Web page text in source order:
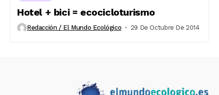
Hotel + bici = ecocicloturismo
Redacción / El Mundo Ecológico 29 De Octubre De 2014